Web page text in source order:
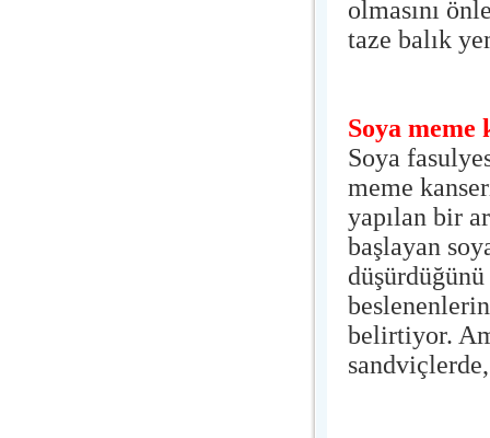
olmasını
taze balık
Soya
Soya
meme
yapılan bir
başlayan
belirtiyor.